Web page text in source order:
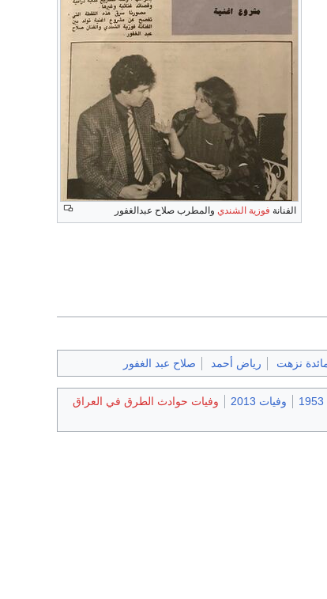
الفنانة فوزية الشندي والمطرب صلاح عبدالغفور
نزهت رياض أحمد صلاح عبد الغفور
وفيات 2013
وفيات حوادث الطرق في العراق